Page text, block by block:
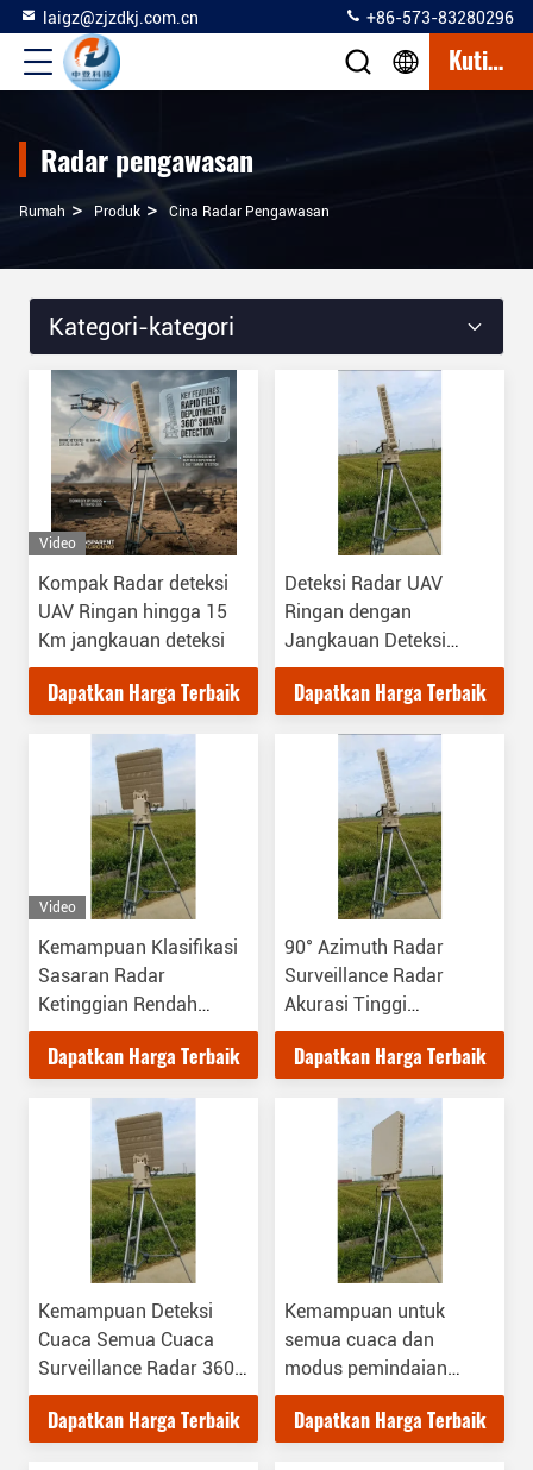
laigz@zjzdkj.com.cn +86-573-83280296
Kutipan
Radar pengawasan
Rumah > Produk > Cina Radar Pengawasan
Kategori-kategori
Video
Kompak Radar deteksi
UAV Ringan hingga 15
Km jangkauan deteksi
Dapatkan Harga Terbaik
Deteksi Radar UAV
Ringan dengan
Jangkauan Deteksi
panjang dan jangkauan
gangguan
Dapatkan Harga Terbaik
Video
Kemampuan Klasifikasi
Sasaran Radar
Ketinggian Rendah
Keakuratan Tinggi
dengan Pelacakan
Dapatkan Harga Terbaik
90° Azimuth Radar
Surveillance Radar
Akurasi Tinggi
Klasifikasi Sasaran
Kemampuan Pasokan
Dapatkan Harga Terbaik
Kemampuan Deteksi
Cuaca Semua Cuaca
Surveillance Radar 360
derajat Coverage dan
Azimuth Electronic
Dapatkan Harga Terbaik
Kemampuan untuk
semua cuaca dan
modus pemindaian
pulsa-Doppler untuk
jangkauan deteksi yang
Dapatkan Harga Terbaik